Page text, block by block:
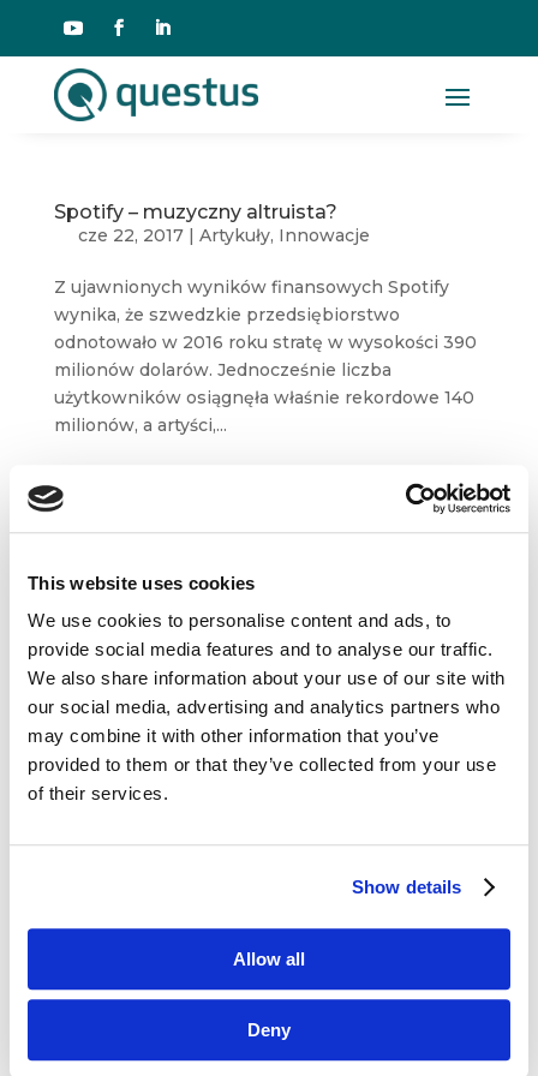
This website uses cookies
We use cookies to personalise content and ads, to
provide social media features and to analyse our traffic.
We also share information about your use of our site with
our social media, advertising and analytics partners who
may combine it with other information that you’ve
provided to them or that they’ve collected from your use
of their services.
Show details
Allow all
Deny
Spotify – muzyczny altruista?
cze 22, 2017| Artykuły, Innowacje
Z ujawnionych wyników finansowych Spotify
wynika, że szwedzkie przedsiębiorstwo
odnotowało w 2016 roku stratę w wysokości 390
milionów dolarów. Jednocześnie liczba
użytkowników osiągnęła właśnie rekordowe 140
milionów, a artyści,...

questus
ul. Organizacji WiN 83/7
91-811 Łódź
 601 098 038
 questus@questus.pl
Polityka prywatności